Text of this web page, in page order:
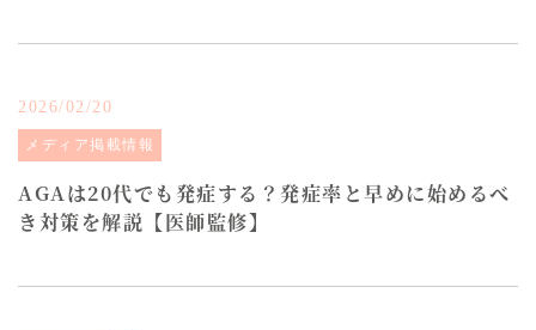
2026/02/20
メディア掲載情報
AGAは20代でも発症する？発症率と早めに始めるべ
き対策を解説【医師監修】